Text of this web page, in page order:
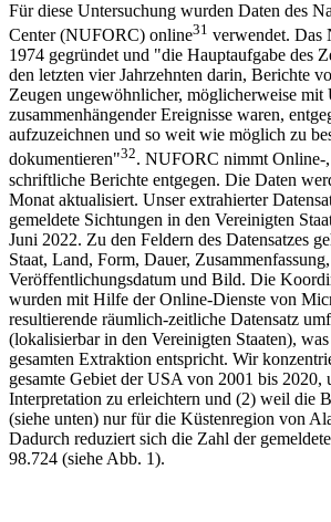
Für diese Untersuchung wurden Daten des
Center (NUFORC) online31 verwendet.
1974 gegründet und "die Hauptaufgabe des
den letzten vier Jahrzehnten darin, Berichte
Zeugen ungewöhnlicher, möglicherweise mit
zusammenhängender Ereignisse waren,
aufzuzeichnen und so weit wie möglich zu
dokumentieren"32. NUFORC nimmt Online-
schriftliche Berichte entgegen. Die Daten
Monat aktualisiert. Unser extrahierter
gemeldete Sichtungen in den Vereinigten
Juni 2022. Zu den Feldern des Datensatzes
Staat, Land, Form, Dauer, Zusammenfassung,
Veröffentlichungsdatum und Bild. Die
wurden mit Hilfe der Online-Dienste von
resultierende räumlich-zeitliche Datensatz
(lokalisierbar in den Vereinigten Staaten),
gesamten Extraktion entspricht. Wir
gesamte Gebiet der USA von 2001 bis 2020,
Interpretation zu erleichtern und (2) weil die
(siehe unten) nur für die Küstenregion von
Dadurch reduziert sich die Zahl der
98.724 (siehe Abb. 1).